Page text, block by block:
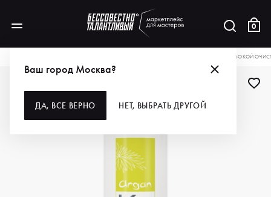
0
Ваш город Москва?
ДА, ВСЕ ВЕРНО НЕТ, ВЫБРАТЬ ДРУГОЙ
PERICHE PROFESIONAL ШАМПУНЬ ГЛУБОКОЙ